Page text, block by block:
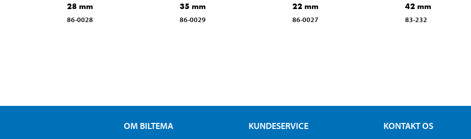
28 mm
86-0028
35 mm
86-0029
22 mm
86-0027
42 mm
83-232
OM BILTEMA KUNDESERVICE KONTAKT OS